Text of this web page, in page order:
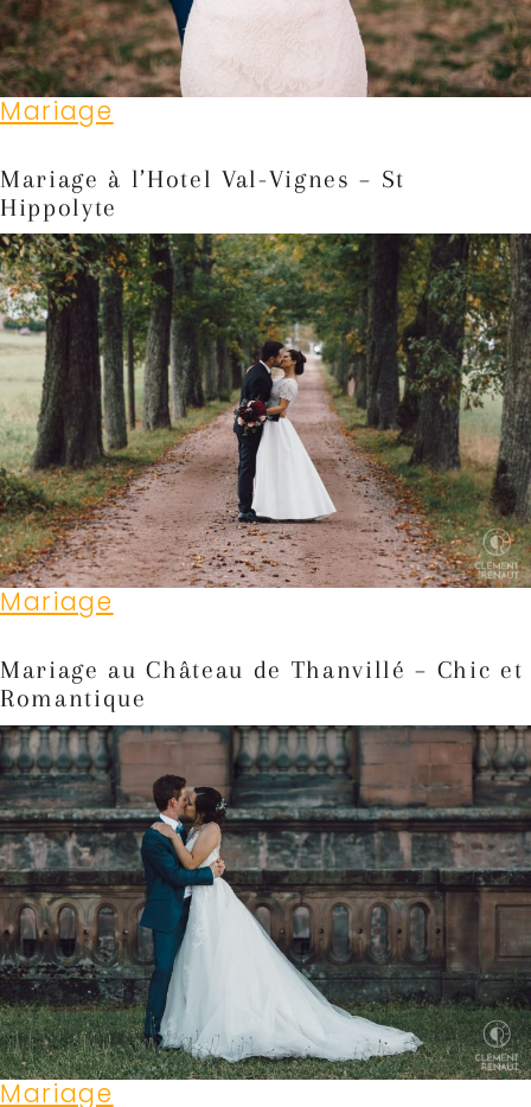
Mariage
Mariage à l’Hotel Val-Vignes – St
Hippolyte
Mariage
Mariage au Château de Thanvillé – Chic et
Romantique
Mariage